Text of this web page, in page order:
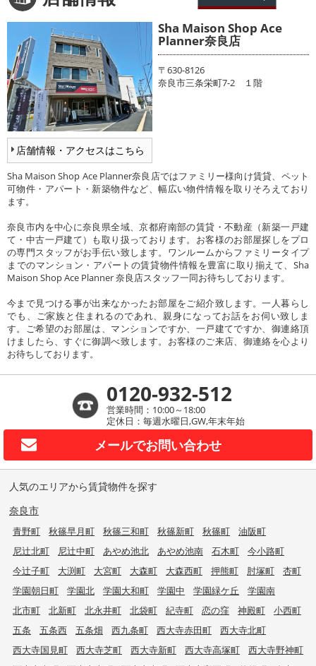
店舗情報・アクセスはこちら
Sha Maison Shop Ace
Planner奈良店
〒630-8126
奈良市三条栄町7-2 １階
Sha Maison Shop Ace Planner奈良店ではファミリー様向け賃貸、ペット
可物件・アパート・新築物件など、幅広い物件情報を取りそろえており
ます。
奈良市内を中心に奈良県全域、京都府南部の賃貸・不動産（新築一戸建
て・中古一戸建て）も取り扱っております。お客様のお部屋探しをプロ
の専門スタッフがお手伝い致します。ワンルームからファミリータイプ
までのマンション・アパートの賃貸物件情報を豊富に取り揃えて、Sha
Maison Shop Ace Planner 奈良店スタッフ一同お待ちしております。
今まで見つける事が出来なかったお部屋をご紹介致します。一人暮らし
でも、ご家族と住まれるのであれ、親身になってお話をお伺い致しま
す。ご希望のお部屋は、マンションですか、一戸建てですか、御連絡頂
けましたら、すぐに御調べ致します。お客様のご来店、御連絡を心より
お待ちしております。
0120-932-512
営業時間：10:00～18:00
定休日：毎週水曜日,GW,年末年始
メールでお問い合わせ
人気のエリアから賃貸物件を探す
奈良市
青野町 秋篠早月町 秋篠三和町 秋篠新町 秋篠町
油阪町
尼辻北町
尼辻中町 あやめ池北 あやめ池南 石木町
今小路町
今辻子町
大渕町 大宮町 大森町 大森西町 押熊町 肘塚町
杏町
学園朝日町
学園北 学園大和町 学園中 学園緑ケ丘
学園南
北市町
北新町 北永井町 北袋町 紀寺町 恋の窪 神殿町
小西町
五条
五条西 五条畑 西九条町 西大寺赤田町
西大寺北町
西大寺国見町
西大寺芝町 西大寺新町 西大寺高塚町
西大寺野神町